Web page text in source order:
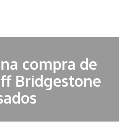
compra de
Bridgestone